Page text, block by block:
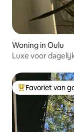
Woning in Oulu
Luxe voor
Topfavoriet van
Favoriet van